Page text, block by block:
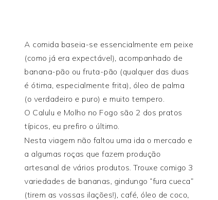
A comida baseia-se essencialmente em peixe
(como já era expectável), acompanhado de
banana-pão ou fruta-pão (qualquer das duas
é ótima, especialmente frita), óleo de palma
(o verdadeiro e puro) e muito tempero.
O Calulu e Molho no Fogo são 2 dos pratos
típicos, eu prefiro o último.
Nesta viagem não faltou uma ida o mercado e
a algumas roças que fazem produção
artesanal de vários produtos. Trouxe comigo 3
variedades de bananas, gindungo “fura cueca”
(tirem as vossas ilações!), café, óleo de coco,